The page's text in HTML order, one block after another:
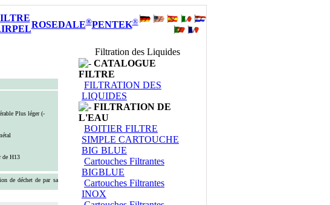
ROSEDALE®PENTEK®
Plus léger (-
de H13
de déchet de par sa
Filtration des Liquides
CATALOGUE
FILTRE
FILTRATION DES
LIQUIDES
FILTRATION DE
L'EAU
BOITIER FILTRE
SIMPLE CARTOUCHE
BIG BLUE
Cartouches Filtrantes
BIGBLUE
Cartouches Filtrantes
INOX